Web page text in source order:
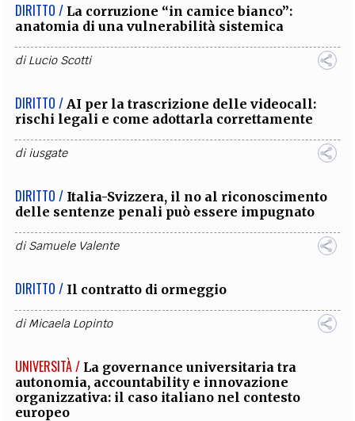
DIRITTO / La corruzione “in camice bianco”:
anatomia di una vulnerabilità sistemica
diLucio Scotti
DIRITTO / AI per la trascrizione delle videocall:
rischi legali e come adottarla correttamente
diiusgate
DIRITTO / Italia-Svizzera, il no al riconoscimento
delle sentenze penali può essere impugnato
diSamuele Valente
DIRITTO / Il contratto di ormeggio
diMicaela Lopinto
UNIVERSITÀ / La governance universitaria tra
autonomia, accountability e innovazione
organizzativa: il caso italiano nel contesto
europeo